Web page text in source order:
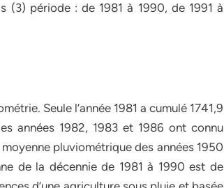
(3) période : de 1981 à 1990, de 1991 à
Seule l’année 1981 a cumulé 1741,9
années 1982, 1983 et 1986 ont connu
pluviométrique des années 1950
de la décennie de 1981 à 1990 est de